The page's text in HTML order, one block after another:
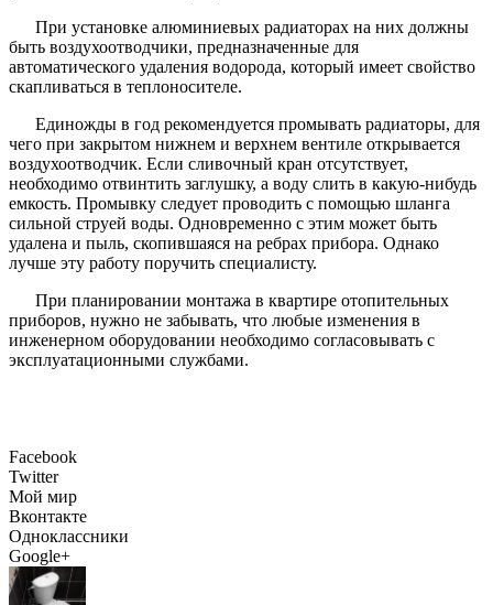
При установке алюминиевых радиаторах на них должны
быть воздухоотводчики, предназначенные для
автоматического удаления водорода, который имеет свойство
скапливаться в теплоносителе.
Единожды в год рекомендуется промывать радиаторы, для
чего при закрытом нижнем и верхнем вентиле открывается
воздухоотводчик. Если сливочный кран отсутствует,
необходимо отвинтить заглушку, а воду слить в какую-нибудь
емкость. Промывку следует проводить с помощью шланга
сильной струей воды. Одновременно с этим может быть
удалена и пыль, скопившаяся на ребрах прибора. Однако
лучше эту работу поручить специалисту.
При планировании монтажа в квартире отопительных
приборов, нужно не забывать, что любые изменения в
инженерном оборудовании необходимо согласовывать с
эксплуатационными службами.
Facebook
Twitter
Мой мир
Вконтакте
Одноклассники
Google+